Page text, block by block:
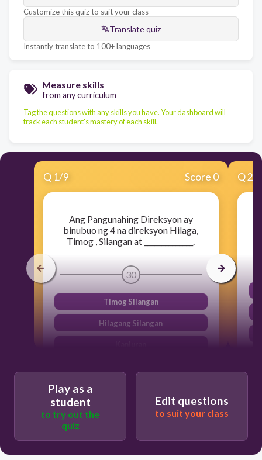
Customize this quiz to suit your class
Translate quiz
Instantly translate to 100+ languages
Measure skills
from any curriculum
Tag the questions with any skills you have. Your dashboard will
track each student's mastery of each skill.
Q 1/9 Score 0
Ang Pangunahing Direksyon ay
binubuo ng 4 na direksyon Hilaga,
Timog , Silangan at ______________.
30
Timog Silangan
Hilagang Silangan
Q2
Play as a
student
to try out the
quiz
Edit questions
to suit your class